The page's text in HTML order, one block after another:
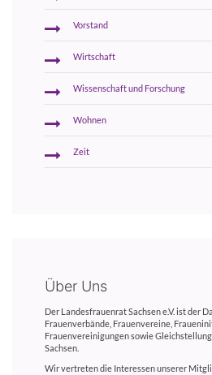
Vorstand
Wirtschaft
Wissenschaft und Forschung
Wohnen
Zeit
Über Uns
Der Landesfrauenrat Sachsen e.V. ist der
Frauenverbände, Frauenvereine,
Frauenvereinigungen sowie
Sachsen.
Wir vertreten die Interessen unserer